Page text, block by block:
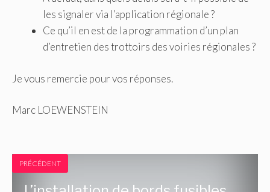
les signaler via l’application régionale ?
Ce qu’il en est de la programmation d’un plan
d’entretien des trottoirs des voiries régionales ?
Je vous remercie pour vos réponses.
Marc LOEWENSTEIN
PRÉCÉDENT